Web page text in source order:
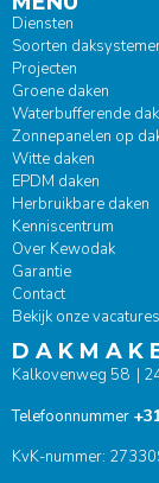
Diensten
Soorten
Projecten
Groene daken
Waterbufferende
Zonnepanelen op
Witte daken
EPDM daken
Herbruikbare daken
Kenniscentrum
Over Kewodak
Garantie
Contact
Bekijk onze vacatures
D A K M A K
Kalkovenweg 58 |
Telefoonnummer
KvK-nummer: